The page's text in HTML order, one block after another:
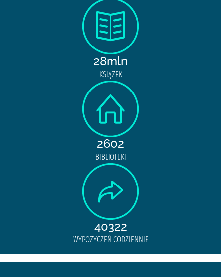
28mln
KSIĄŻEK
2602
BIBLIOTEKI
40322
WYPOŻYCZEŃ CODZIENNIE